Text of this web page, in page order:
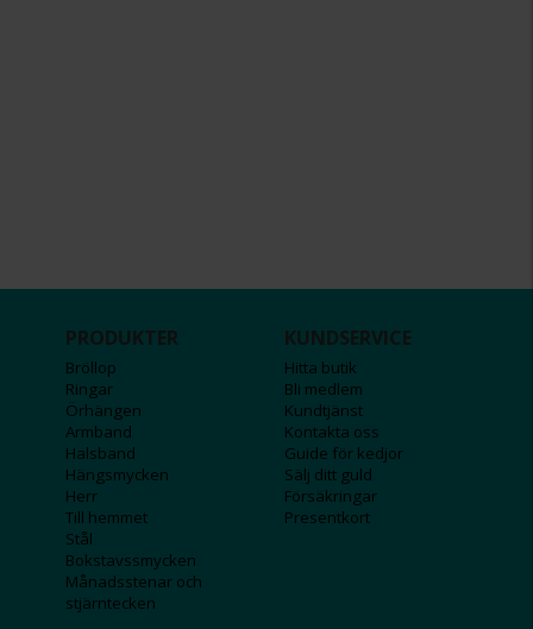
PRODUKTER
Bröllop
Ringar
Örhängen
Armband
Halsband
Hängsmycken
Herr
Till hemmet
Stål
Bokstavssmycken
Månadsstenar och
stjärntecken
KUNDSERVICE
Hitta butik
Bli medlem
Kundtjänst
Kontakta oss
Guide för kedjor
Sälj ditt guld
Försäkringar
Presentkort